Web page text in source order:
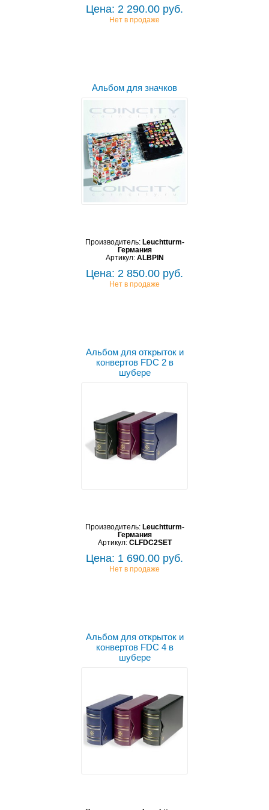
Цена: 2 290.00 руб.
Нет в продаже
Альбом для значков
Производитель: Leuchtturm-
Германия
Артикул: ALBPIN
Цена: 2 850.00 руб.
Нет в продаже
Альбом для открыток и
конвертов FDC 2 в
шубере
Производитель: Leuchtturm-
Германия
Артикул: CLFDC2SET
Цена: 1 690.00 руб.
Нет в продаже
Альбом для открыток и
конвертов FDC 4 в
шубере